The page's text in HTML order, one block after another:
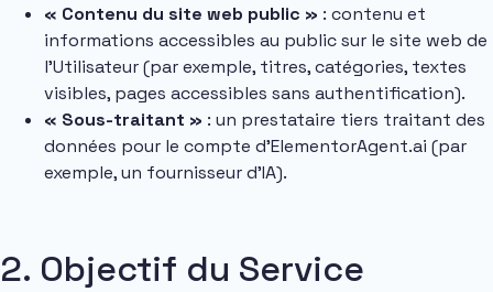
« Contenu du site web public » : contenu et
informations accessibles au public sur le site web de
l’Utilisateur (par exemple, titres, catégories, textes
visibles, pages accessibles sans authentification).
« Sous-traitant » : un prestataire tiers traitant des
données pour le compte d’ElementorAgent.ai (par
exemple, un fournisseur d’IA).
2. Objectif du Service